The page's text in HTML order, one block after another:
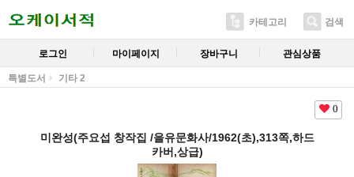
카테고리 검색
로그인 마이페이지 장바구니 관심상품
특별도서 기타 2
0
미완성(주요섭 창작집 /을유문화사/1962(초),313쪽,하드
카버,상급)